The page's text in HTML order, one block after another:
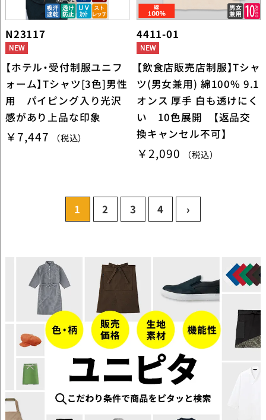
N23117
【ホテル・受付制服ユニフ
ォーム】Tシャツ[3色]男性
用 パイピング入り光沢
感があり上品な印象
￥7,447 （税込）
4411-01
【飲食店販売店制服】Tシャ
ツ(男女兼用) 綿100% 9.1
オンス 厚手 白も透けにく
い 10色展開 【返品交
換キャンセル不可】
￥2,090 （税込）
1 2 3 4 ›